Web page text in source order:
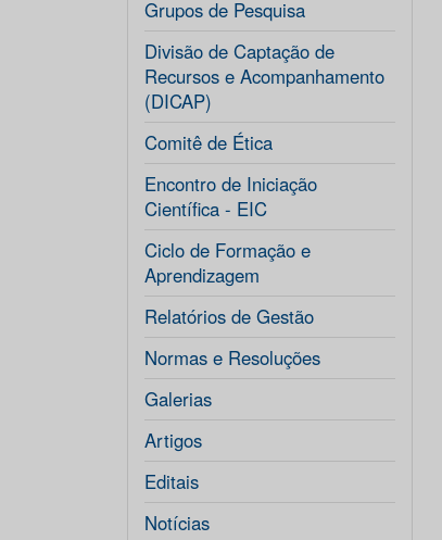
Grupos de Pesquisa
Divisão de Captação de
Recursos e Acompanhamento
(DICAP)
Comitê de Ética
Encontro de Iniciação
Científica - EIC
Ciclo de Formação e
Aprendizagem
Relatórios de Gestão
Normas e Resoluções
Galerias
Artigos
Editais
Notícias